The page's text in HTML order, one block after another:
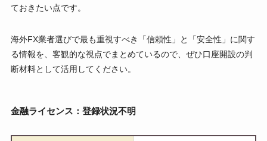
ておきたい点です。
海外FX業者選びで最も重視すべき「信頼性」と「安全性」に関す
る情報を、客観的な視点でまとめているので、ぜひ口座開設の判
断材料として活用してください。
金融ライセンス：登録状況不明